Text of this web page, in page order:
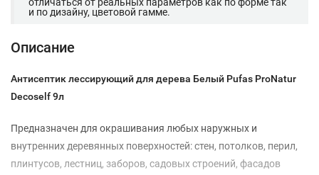
и по дизайну, цветовой гамме.
Описание
Антисептик лессирующий для дерева Белый Pufas ProNatur
Decoself 9л
Предназначен для окрашивания любых наружных и
внутренних деревянных поверхностей: стен, потолков, перил,
плинтусов, лестниц, заборов, садовых строений, фасадов